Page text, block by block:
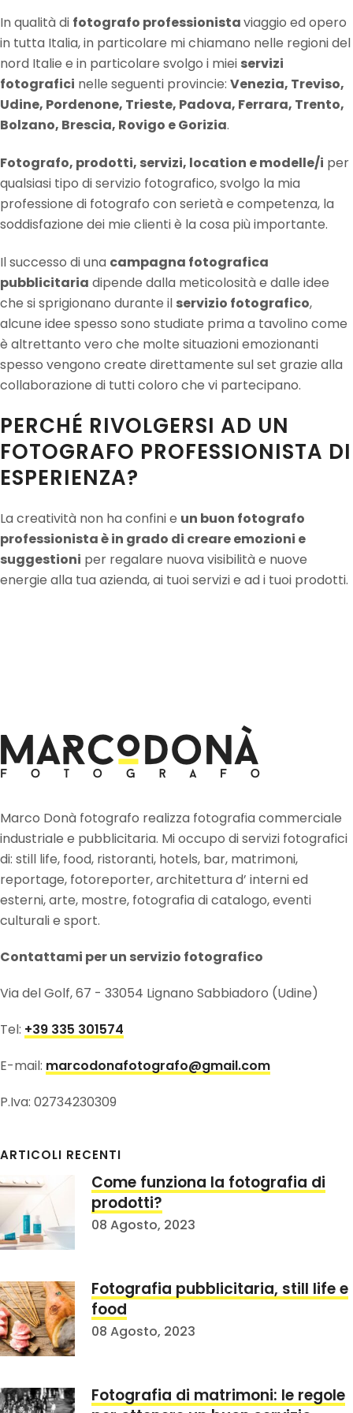
In qualità di fotografo professionistaviaggio ed opero
in tutta Italia, in particolare mi chiamano nelle regioni del
nord Italie e in particolare svolgo i miei servizi
fotografici nelle seguenti provincie: Venezia, Treviso,
Udine, Pordenone, Trieste, Padova, Ferrara, Trento,
Bolzano, Brescia, Rovigo e Gorizia.
Fotografo, prodotti, servizi, location e modelle/i per
qualsiasi tipo di servizio fotografico, svolgo la mia
professione di fotografo con serietà e competenza, la
soddisfazione dei mie clienti è la cosa più importante.
Il successo di una campagna fotografica
pubblicitaria dipende dalla meticolosità e dalle idee
che si sprigionano durante il servizio fotografico,
alcune idee spesso sono studiate prima a tavolino come
è altrettanto vero che molte situazioni emozionanti
spesso vengono create direttamente sul set grazie alla
collaborazione di tutti coloro che vi partecipano.
PERCHÉ RIVOLGERSI AD UN
FOTOGRAFO PROFESSIONISTA DI
ESPERIENZA?
La creatività non ha confini e un buon fotografo
professionista è in grado di creare emozioni e
suggestioni per regalare nuova visibilità e nuove
energie alla tua azienda, ai tuoi servizi e ad i tuoi prodotti.
Marco Donà fotografo realizza fotografia commerciale
industriale e pubblicitaria. Mi occupo di servizi fotografici
di: still life, food, ristoranti, hotels, bar, matrimoni,
reportage, fotoreporter, architettura d’ interni ed
esterni, arte, mostre, fotografia di catalogo, eventi
culturali e sport.
Contattami per un servizio fotografico
Via del Golf, 67 - 33054 Lignano Sabbiadoro (Udine)
Tel: +39 335 301574
E-mail: marcodonafotografo@gmail.com
P.Iva: 02734230309
ARTICOLI RECENTI
Come funziona la fotografia di
prodotti?
08 Agosto, 2023
Fotografia pubblicitaria, still life e
food
08 Agosto, 2023
Fotografia di matrimoni: le regole